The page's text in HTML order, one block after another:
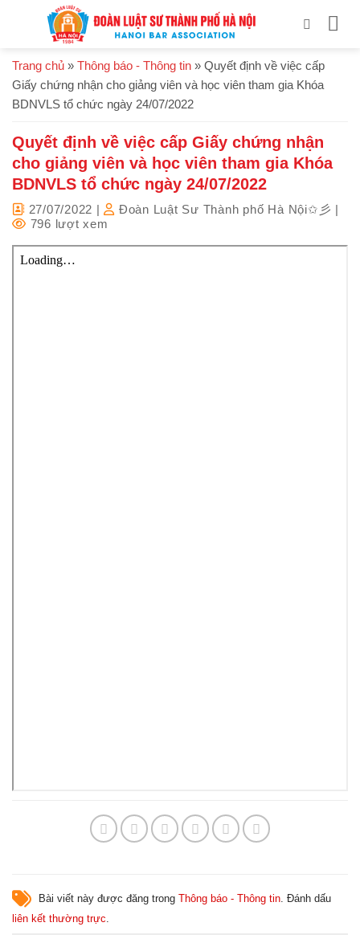
dungTrang chủ » Thông báo - Thông tin » Quyết định về việc cấp
Giấy chứng nhận cho giảng viên và học viên tham gia Khóa
BDNVLS tổ chức ngày 24/07/2022
Quyết định về việc cấp Giấy chứng nhận
cho giảng viên và học viên tham gia Khóa
BDNVLS tổ chức ngày 24/07/2022
27/07/2022 | Đoàn Luật Sư Thành phố Hà Nội✩彡 |
796 lượt xem
Bài viết này được đăng trong Thông báo - Thông tin. Đánh dấu
liên kết thường trực.